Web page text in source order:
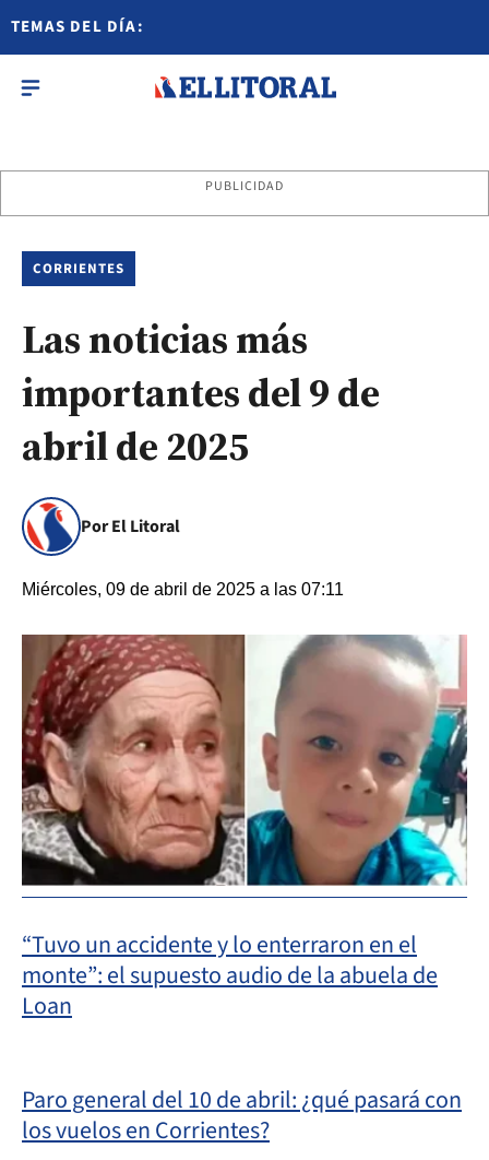
TEMAS DEL DÍA:
PUBLICIDAD
CORRIENTES
Las noticias más
importantes del 9 de
abril de 2025
Por El Litoral
Miércoles, 09 de abril de 2025 a las 07:11
“Tuvo un accidente y lo enterraron en el
monte”: el supuesto audio de la abuela de
Loan
Paro general del 10 de abril: ¿qué pasará con
los vuelos en Corrientes?